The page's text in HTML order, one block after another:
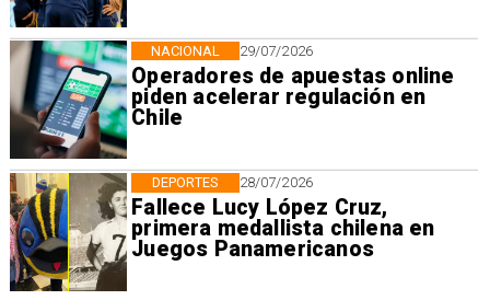
29/07/2026
Operadores de apuestas online
piden acelerar regulación en
Chile
NACIONAL
28/07/2026
Fallece Lucy López Cruz,
primera medallista chilena en
Juegos Panamericanos
DEPORTES